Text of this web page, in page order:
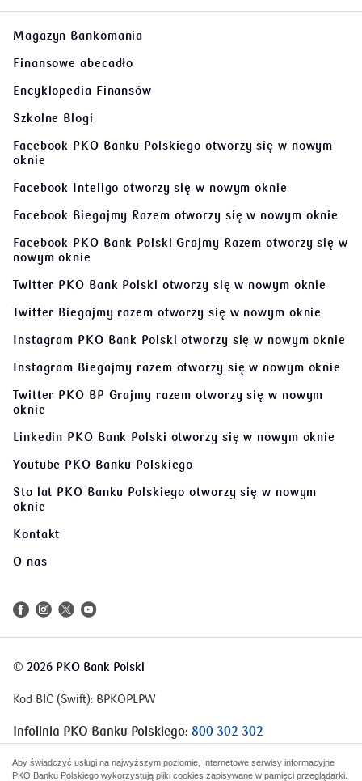
Magazyn Bankomania
Finansowe abecadło
Encyklopedia Finansów
Szkolne Blogi
oknie
Facebook Inteligootworzy się w nowym oknie
Facebook Biegajmy Razemotworzy się w nowym oknie
nowym oknie
Twitter PKO Bank Polskiotworzy się w nowym oknie
Twitter Biegajmy razemotworzy się w nowym oknie
Instagram PKO Bank Polskiotworzy się w nowym oknie
Instagram Biegajmy razemotworzy się w nowym oknie
oknie
Linkedin PKO Bank Polskiotworzy się w nowym oknie
Youtube PKO Banku Polskiego
oknie
Kontakt
©2026 PKO Bank Polski
Kod BIC (Swift): BPKOPLPW
Infolinia PKO Banku Polskiego:800 302 302
Aby świadczyć usługi na najwyższym poziomie, Internetowe serwisy informacyjne
PKO Banku Polskiego wykorzystują pliki cookies zapisywane w pamięci przeglądarki.